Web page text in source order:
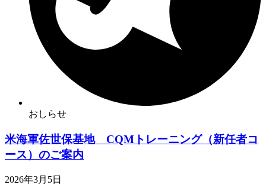
おしらせ
米海軍佐世保基地 CQMトレーニング（新任者コ
ース）のご案内
2026年3月5日